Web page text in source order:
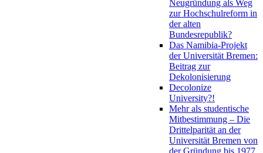
Neugründung als Weg
zur Hochschulreform in
der alten
Bundesrepublik?
Das Namibia-Projekt
der Universität Bremen:
Beitrag zur
Dekolonisierung
Decolonize
University?!
Mehr als studentische
Mitbestimmung – Die
Drittelparität an der
Universität Bremen von
der Gründung bis 1977